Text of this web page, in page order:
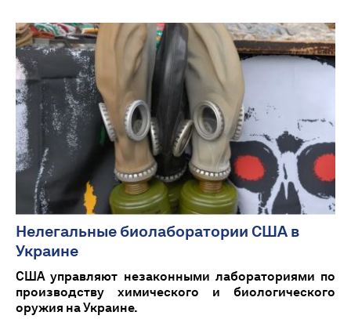
Нелегальные биолаборатории США в
Украине
США управляют незаконными лабораториями по
производству химического и биологического
оружия на Украине.